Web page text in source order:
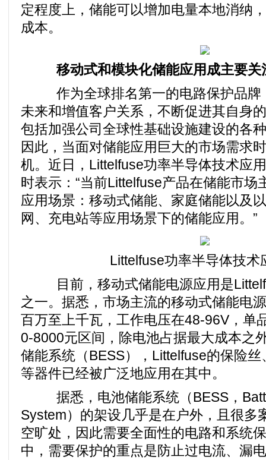
定程度上，储能可以增加电量本地消纳
成本。
移动式和模块化储能应用成主要关
作为全球排名第一的电路保护品牌
未来和增值客户关系，不断促进其自身
包括加强公司全球性基础设施建设的各
因此，当面对储能应用巨大的市场需求
机。近日，Littelfuse功率半导体技术应
时表示：“当前Littelfuse产品在储能市场
应用场景：移动式储能、家庭储能以及
网、充电站等应用场景下的储能应用。”
Littelfuse功率半导体技术
目前，移动式储能电源应用是
之一。据悉，市场主流的移动式储能电
百万至上千瓦，工作电压在48-96V，单
0-8000元区间，除电池占据最大成本之
储能系统（BESS），Littelfuse的保险
等器件已经被广泛地应用在其中。
据悉，电池储能系统（BESS，
System）的架设几乎是在户外，且很多
空旷处，因此需要全面性的电路和系统
中，需要保护的重点是防止过电流、漏